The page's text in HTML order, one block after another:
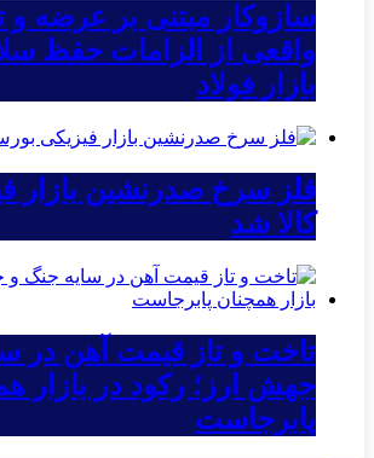
سازوکار مبتنی بر عرضه و
واقعی از الزامات حفظ
بازار فولاد
فلز سرخ صدرنشین بازار
کالا شد
تاخت و تاز قیمت آهن در
جهش ارز؛ رکود در بازار
پابرجاست